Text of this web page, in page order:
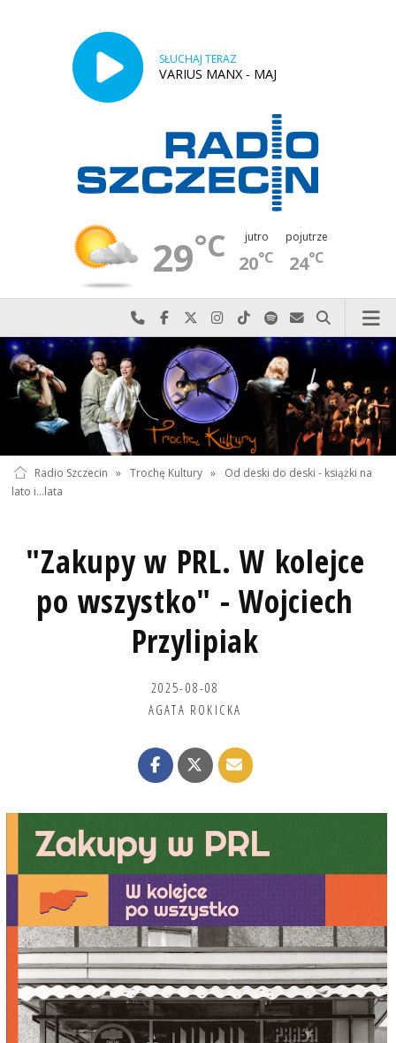
SŁUCHAJ TERAZ
VARIUS MANX - MAJ
29°C jutro
20°C
pojutrze
24°C
Najlepiej po prostu do nas zadzwoń
Odwiedź nas na Facebook-u
Odwiedź nas na X
Odwiedź nas na Instagram-ie
Odwiedź nas na TikTok-u
Szukaj nas na Spotify
Wyślij do nas
Szukaj
Radio Szczecin » Trochę Kultury »
Od deski do deski - książki na
lato i...lata
"Zakupy w PRL. W kolejce
po wszystko" - Wojciech
Przylipiak
2025-08-08
AGATA ROKICKA